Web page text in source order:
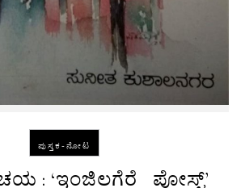
ಪುಸ್ತಕ-ನೋಟ
: ‘ಇಂಜಿಲಗೆರೆ ಪೋಸ್ಟ್’